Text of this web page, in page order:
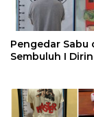
Pengedar Sabu
Sembuluh I